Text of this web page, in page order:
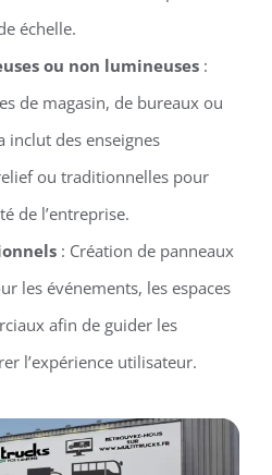
échelle.
ou non lumineuses:
de magasin, de bureaux ou
inclut des enseignes
ou traditionnelles pour
de l’entreprise.
: Création de panneaux
les événements, les espaces
afin de guider les
l’expérience utilisateur.